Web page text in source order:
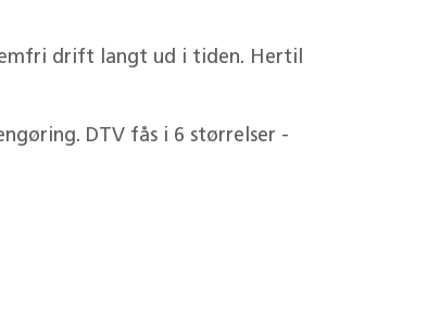
drift langt ud i tiden. Hertil
DTV fås i 6 størrelser -